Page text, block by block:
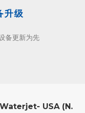
升级
备更新为先
USA (N.